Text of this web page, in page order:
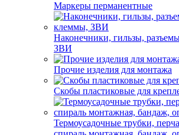
Маркеры перманентные
Наконечники, гильзы,
ЗВИ
Прочие изделия для монтажа
Скобы пластиковые для
Термоусадочные трубки,